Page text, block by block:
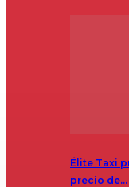
Élite Taxi
precio de…